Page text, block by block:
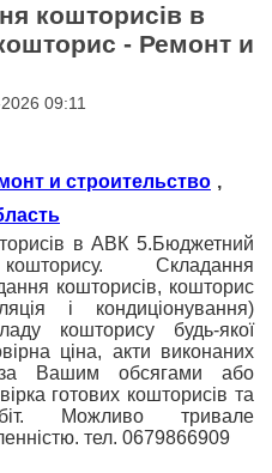
кошторисiв в
- Ремонт и
09:11
и строительство ,
в АВК 5.Бюджетний
Складання
кошторисів, кошторис
і кондиціонування)
кошторису будь-якої
ціна, акти виконаних
Вашим обсягами або
готових кошторисів та
Можливо тривале
тел. 0679866909